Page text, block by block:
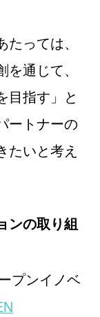
っては、
通じて、
目指す」と
ートナーの
たいと考え
ンの取り組
プンイノベ